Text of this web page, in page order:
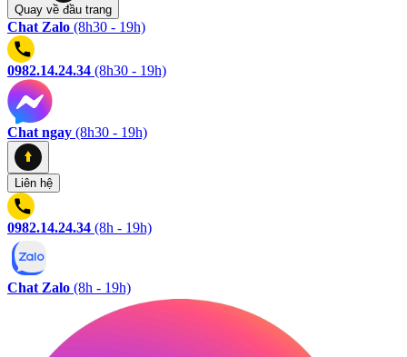
Quay về đầu trang
Chat Zalo (8h30 - 19h)
0982.14.24.34 (8h30 - 19h)
Chat ngay (8h30 - 19h)
Liên hệ
0982.14.24.34 (8h - 19h)
Chat Zalo (8h - 19h)